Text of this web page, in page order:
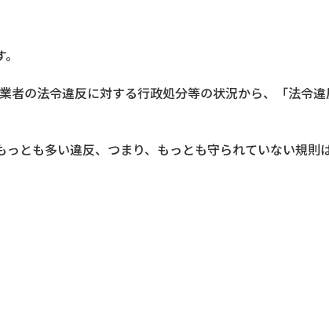
の法令違反に対する行政処分等の状況から、「法令
とも多い違反、つまり、もっとも守られていない規